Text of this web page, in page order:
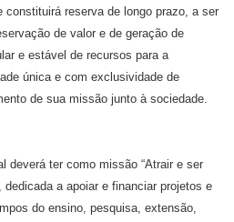
constituirá reserva de longo prazo, a ser
de valor e de geração de
e estável de recursos para a
única e com exclusividade de
de sua missão junto à sociedade.
deverá ter como missão “Atrair e ser
a apoiar e financiar projetos e
do ensino, pesquisa, extensão,